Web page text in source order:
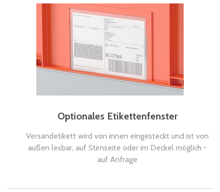
Optionales Etikettenfenster
Versandetikett wird von innen eingesteckt und ist von
außen lesbar, auf Stirnseite oder im Deckel möglich -
auf Anfrage